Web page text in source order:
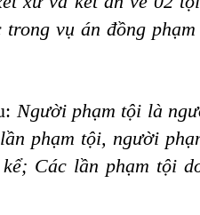
vụ án đồng
Người phạm tội là
phạm tội, người
Các lần phạm tội